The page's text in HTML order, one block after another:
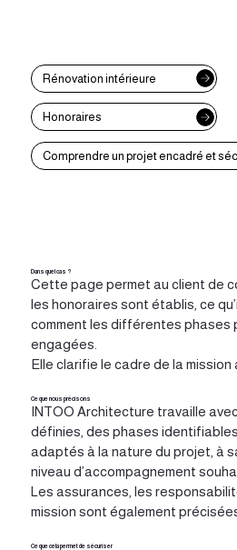
Rénovation intérieure
Honoraires
Comprendre un projet encadré et
Dans quel cas ?
Cette page permet au client de
les honoraires sont établis, ce
comment les différentes phases
engagées.
Elle clarifie le cadre de la mission
Ce que nous précisons
INTOO Architecture travaille
définies, des phases
adaptés à la nature du projet, à
niveau d’accompagnement
Les assurances, les
mission sont également
Ce que cela permet de sécuriser